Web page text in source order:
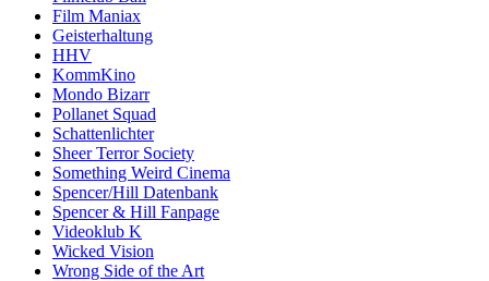
Film Maniax
Geisterhaltung
HHV
KommKino
Mondo Bizarr
Pollanet Squad
Schattenlichter
Sheer Terror Society
Something Weird Cinema
Spencer/Hill Datenbank
Spencer & Hill Fanpage
Videoklub K
Wicked Vision
Wrong Side of the Art